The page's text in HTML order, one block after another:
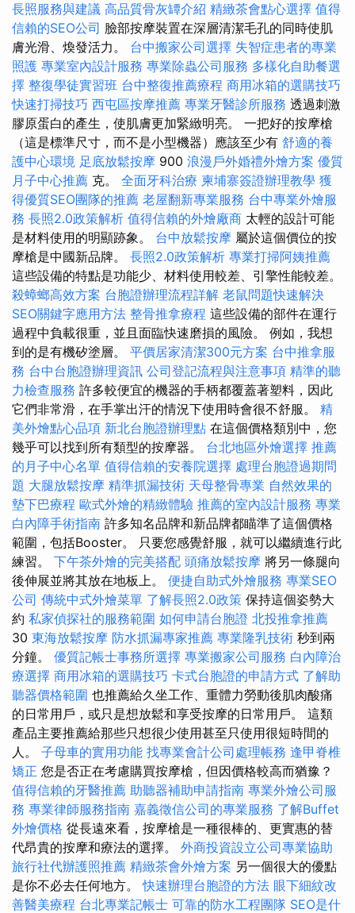
長照服務與建議 高品質骨灰罈介紹 精緻茶會點心選擇 值得
信賴的SEO公司 臉部按摩裝置在深層清潔毛孔的同時使肌
膚光滑、煥發活力。 台中搬家公司選擇 失智症患者的專業
照護 專業室內設計服務 專業除蟲公司服務 多樣化自助餐選
擇 整復學徒實習班 台中整復推薦療程 商用冰箱的選購技巧
快速打掃技巧 西屯區按摩推薦 專業牙醫診所服務 透過刺激
膠原蛋白的產生，使肌膚更加緊緻明亮。 一把好的按摩槍
（這是標準尺寸，而不是小型機器）應該至少有 舒適的養
護中心環境 足底放鬆按摩 900 浪漫戶外婚禮外燴方案 優質
月子中心推薦 克。 全面牙科治療 柬埔寨簽證辦理教學 獲
得優質SEO團隊的推薦 老屋翻新專業服務 台中專業外燴服
務 長照2.0政策解析 值得信賴的外燴廠商 太輕的設計可能
是材料使用的明顯跡象。 台中放鬆按摩 屬於這個價位的按
摩槍是中國新品牌。 長照2.0政策解析 專業打掃阿姨推薦
這些設備的特點是功能少、材料使用較差、引擎性能較差。
殺蟑螂高效方案 台胞證辦理流程詳解 老鼠問題快速解決
SEO關鍵字應用方法 整骨推拿療程 這些設備的部件在運行
過程中負載很重，並且面臨快速磨損的風險。 例如，我想
到的是有機矽塗層。 平價居家清潔300元方案 台中推拿服
務 台中台胞證辦理資訊 公司登記流程與注意事項 精準的聽
力檢查服務 許多較便宜的機器的手柄都覆蓋著塑料，因此
它們非常滑，在手掌出汗的情況下使用時會很不舒服。 精
美外燴點心品項 新北台胞證辦理點 在這個價格類別中，您
幾乎可以找到所有類型的按摩器。 台北地區外燴選擇 推薦
的月子中心名單 值得信賴的安養院選擇 處理台胞證過期問
題 大腿放鬆按摩 精準抓漏技術 天母整骨專業 自然效果的
墊下巴療程 歐式外燴的精緻體驗 推薦的室內設計服務 專業
白內障手術指南 許多知名品牌和新品牌都瞄準了這個價格
範圍，包括Booster。 只要您感覺舒服，就可以繼續進行此
練習。 下午茶外燴的完美搭配 頭痛放鬆按摩 將另一條腿向
後伸展並將其放在地板上。 便捷自助式外燴服務 專業SEO
公司 傳統中式外燴菜單 了解長照2.0政策 保持這個姿勢大
約 私家偵探社的服務範圍 如何申請台胞證 北投推拿推薦
30 東海放鬆按摩 防水抓漏專家推薦 專業隆乳技術 秒到兩
分鐘。 優質記帳士事務所選擇 專業搬家公司服務 白內障治
療選擇 商用冰箱的選購技巧 卡式台胞證的申請方式 了解助
聽器價格範圍 也推薦給久坐工作、重體力勞動後肌肉酸痛
的日常用戶，或只是想放鬆和享受按摩的日常用戶。 這類
產品主要推薦給那些只想很少使用甚至只使用很短時間的
人。 子母車的實用功能 找專業會計公司處理帳務 逢甲脊椎
矯正 您是否正在考慮購買按摩槍，但因價格較高而猶豫？
值得信賴的牙醫推薦 助聽器補助申請指南 專業外燴公司服
務 專業律師服務指南 嘉義徵信公司的專業服務 了解Buffet
外燴價格 從長遠來看，按摩槍是一種很棒的、更實惠的替
代昂貴的按摩和療法的選擇。 外商投資設立公司專業協助
旅行社代辦護照推薦 精緻茶會外燴方案 另一個很大的優點
是你不必去任何地方。快速辦理台胞證的方法 眼下細紋改
善醫美療程 台北專業記帳士 可靠的防水工程團隊 SEO是什